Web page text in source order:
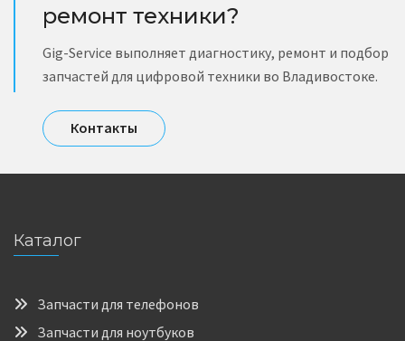
ремонт техники?
Gig-Service выполняет диагностику, ремонт и подбор
запчастей для цифровой техники во Владивостоке.
Контакты
Каталог
Запчасти для телефонов
Запчасти для ноутбуков